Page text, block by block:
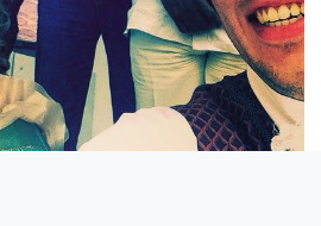
Maj 23